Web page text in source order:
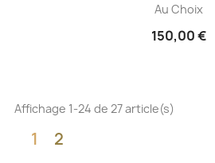
Au Choix
150,00 €
Affichage 1-24 de 27 article(s)
1 2